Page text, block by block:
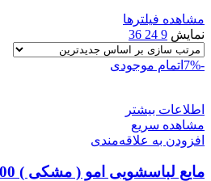
مشاهده فیلترها
نمایش 9
24
36
-7% اتمام موجودی
اطلاعات بیشتر
مشاهده سریع
افزودن به علاقه‌مندی
مایع لباسشویی امو ( مشکی ) 2700لیتری